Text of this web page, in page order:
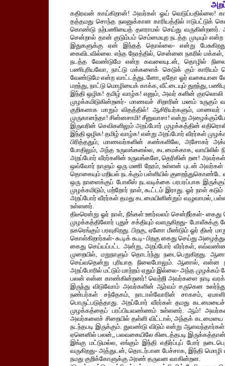
கதிரவன் காய்கிறான்! அவர்கள் ஓய் வெடுப்பதில்லை!
தத்தமது சொந்த நலனுக்கான காரியத்தில் ஈடுபட்டுக்
கொண்டு நற்பணியைத் தளராமல் செய்து வருகின்றனர்.
சென்றால் தான் குடும்பம் செம்மையுற நடத்த முடியும்
இதுகளுக்கு ஏன் இந்தத் தொல்லை- என்று
கைவிடவில்லை. எந்த நேரத்தில், சென்னை நகரில் மக்கள்,
நடத்த வேண்டுமே என்ற கவலையுடன், தொழில்
பணிபுரியவோ, நாட்டு மக்களைக் கெடுக் கும்
வேண்டுமே என்ற வாட்டத்துடனோ, ஏதோ ஓர் வகையான
மறந்து, நாட்டு மொழியைக் காக்க, வீட்டையும் துறந்து,
இந்தி ஒழிக! தமிழ் வாழ்க! எனும், அவர் களின்
முழக்கமிடுகின்றனர்- மாணவச் சிறாரின் மனம்
குறிகளாக மாறும் விதத்தில்! ஆசிரியர்களும், மாணவர்
முருகானந்தா! சின்னசாமி! சீனுவாசா! என்று
இருவரின் செவிகளிலும் அறப்போர் முழக்கத்தின்
இந்தி ஒழிக! தமிழ் வாழ்க! என்று அறப்போர் வீரர்கள்
பிரித்ததும், மாணவர்களின் கண்களிலே, அசோகர்
போதிலும், அந்த உருவங்களல்ல, கடமைக்காக, வாயிலில்
அறப்போர் வீரர்களின் உருவங்களே, தெரிகின் றன!
ஒவ்வோர் நாளும் ஒரு மணி நேரம், உள்ளன் புடன்
தொகையும் மறியல் நடக்கும் பள்ளியில் குறைந்துகொண்டே
ஒரு நாளைக்குப் போலீஸ் நடவடிக்கை பரபரப்பாக
முழக்கமிடும், மற்றோர் நாள், கூட்டம் இராது. ஓர் நாள்
அறப்போர் வீரர்கள் தமது கடமையினின்றும் வழுவாமல்,
உள்ளனர்.
திடீரென்று ஓர் நாள், நீங்கள் ஊர்வலம் சென்றீர்கள்- கைது
முழக்கத்திலோர் புதுச் சக்தியும் வளருகிறது-
நகரெங்கும் பரவுகிறது. பிறகு, ஏனோ மீண்டும் ஓர் திடீர்
கொள்கிறார்கள்- கூடிக் கூடி- பிறகு கைது செய்து
கைது செய்யப்பட்ட அன்று, அறப்போர் வீரர்கள்,
முறையில், மறுநாளும் தொடர்ந்து நடைபெறுகிறது.
செய்வதென்று புரியாத நிலைபோலும். ஆனால், என்ன
அறப்போரில் மட்டும் மாற்றம் ஏதும் இல்லை- அந்த முழக்கம்
பலன் என்ன காண்கின்றனர்! வெற்றி அவர்களை நாடி
இருந்து விடுவோம் அவர்களின் ஆர்வம் சருகென
நண்பர்கள் சந்தேகம், நாடாள்வோரின் சாகசம்,
பொருட்படுத்தாது. அறப்போர் வீரர்கள் தமது
முழக்கத்தைப் பரப்பியவண்ணம் உள்ளனர். ஆம்!
அவர்களைச் சிறையில் தள்ளி விட்டால், அந்தக் கடமையை
நடந்தபடி இருக்கும். துவண்டு விடும் என்று
ஏனெனில் பலன்,, பலவகையிலே கிடைத்தபடி இருக்கத்தான்
இங்கு மட்டுமல்ல, எங்கும் இந்தி எதிர்ப்புப் போர்
வருகிறது- அத்துடன், தொடர்பான பேச்சாக, இந்தி
நமது குறிக்கோளுக்கு அரண் தருவன வாகின்றன.